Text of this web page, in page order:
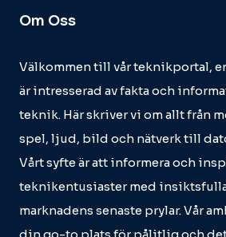
Om Oss
Välkommen till vår teknikportal,
är intresserad av fakta och
teknik. Här skriver vi om allt från
spel, ljud, bild och nätverk till
Vårt syfte är att informera och
teknikentusiaster med
marknadens senaste prylar. Vår